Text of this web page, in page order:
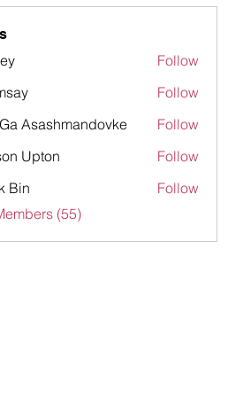
Follow
Follow
Asashmandovke
Follow
Upton
Follow
Bin
Follow
(55)